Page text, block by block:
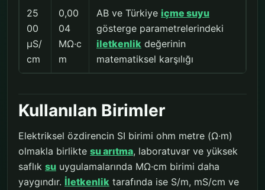
25
00
µS/
cm
0,00
04
MΩ·c
m
AB ve Türkiye içme suyu
gösterge parametrelerindeki
iletkenlik değerinin
matematiksel karşılığı
Kullanılan Birimler
Elektriksel özdirencin SI birimi ohm metre (Ω·m)
olmakla birlikte su arıtma, laboratuvar ve yüksek
saflık su uygulamalarında MΩ·cm birimi daha
yaygındır. İletkenlik tarafında ise S/m, mS/cm ve